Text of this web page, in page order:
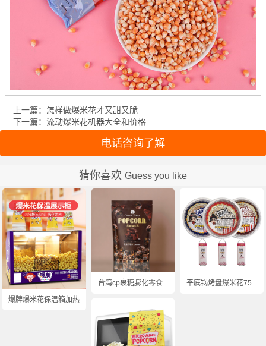
上一篇：怎样做爆米花才又甜又脆
下一篇：流动爆米花机器大全和价格
电话咨询了解
猜你喜欢 Guess you like
爆牌爆米花保温箱加热...
台湾cp裹糖膨化零食... 平底锅烤盘爆米花75...